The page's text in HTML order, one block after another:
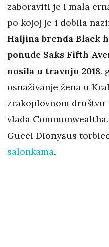
zaboraviti je i mala
po kojoj je i dobila
Haljina brenda Black
ponude Saks Fifth
nosila u travnju 2018.
osnaživanje žena u
zrakoplovnom društvu
vlada
Gucci Dionysus
salonkama.